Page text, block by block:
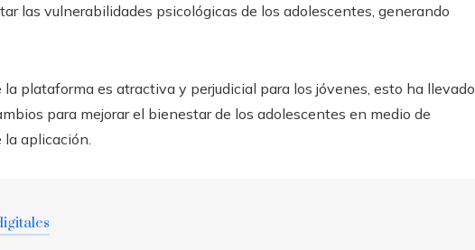
las vulnerabilidades psicológicas de los adolescentes, generando
plataforma es atractiva y perjudicial para los jóvenes, esto ha llevado
para mejorar el bienestar de los adolescentes en medio de
aplicación.